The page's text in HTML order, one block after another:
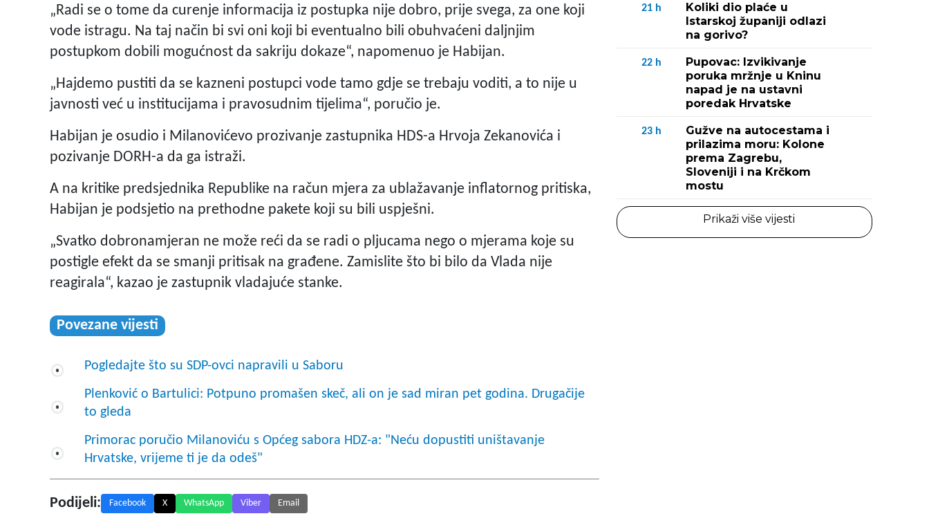
„Radi se o tome da curenje informacija iz postupka nije dobro, prije svega, za one koji
vode istragu. Na taj način bi svi oni koji bi eventualno bili obuhvaćeni daljnjim
postupkom dobili mogućnost da sakriju dokaze“, napomenuo je Habijan.
„Hajdemo pustiti da se kazneni postupci vode tamo gdje se trebaju voditi, a to nije u
javnosti već u institucijama i pravosudnim tijelima“, poručio je.
Habijan je osudio i Milanovićevo prozivanje zastupnika HDS-a Hrvoja Zekanovića i
pozivanje DORH-a da ga istraži.
A na kritike predsjednika Republike na račun mjera za ublažavanje inflatornog pritiska,
Habijan je podsjetio na prethodne pakete koji su bili uspješni.
„Svatko dobronamjeran ne može reći da se radi o pljucama nego o mjerama koje su
postigle efekt da se smanji pritisak na građene. Zamislite što bi bilo da Vlada nije
reagirala“, kazao je zastupnik vladajuće stanke.
Povezane vijesti
Pogledajte što su SDP-ovci napravili u Saboru
Plenković o Bartulici: Potpuno promašen skeč, ali on je sad miran pet godina. Drugačije
to gleda
Primorac poručio Milanoviću s Općeg sabora HDZ-a: "Neću dopustiti uništavanje
Hrvatske, vrijeme ti je da odeš"
Podijeli: Facebook X WhatsApp Viber Email
21 h
Koliki dio plaće u
Istarskoj županiji odlazi
na gorivo?
22 h
Pupovac: Izvikivanje
poruka mržnje u Kninu
napad je na ustavni
poredak Hrvatske
23 h
Gužve na autocestama i
prilazima moru: Kolone
prema Zagrebu,
Sloveniji i na Krčkom
mostu
Prikaži više vijesti